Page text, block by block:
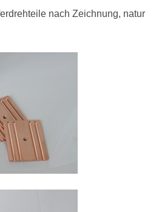
nach Zeichnung, natur